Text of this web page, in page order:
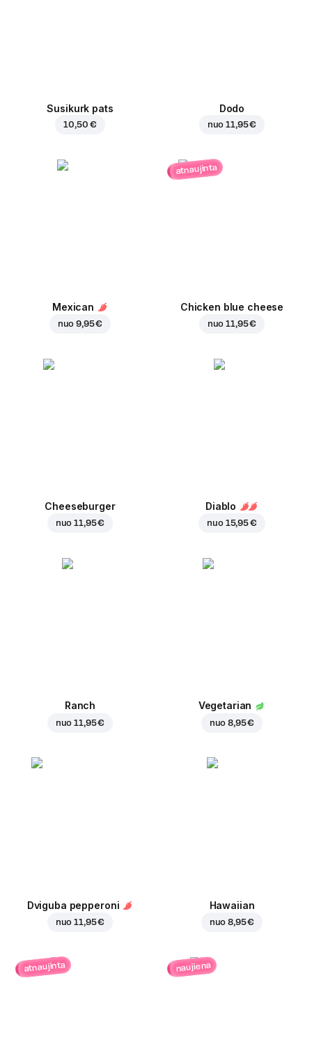
Susikurk pats
10,50 €
Dodo
nuo11,95 €
Mexican
nuo9,95 €
atnaujinta
Chicken blue cheese
nuo11,95 €
Cheeseburger
nuo11,95 €
Diablo
nuo 15,95 €
Ranch
nuo11,95 €
Vegetarian
nuo8,95 €
Dviguba pepperoni
nuo11,95 €
Hawaiian
nuo8,95 €
atnaujinta naujiena